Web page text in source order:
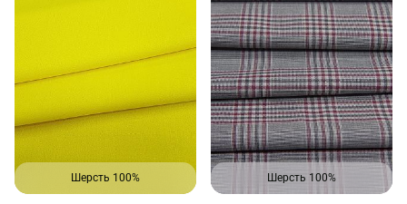
Шерсть 100% Шерсть 100%